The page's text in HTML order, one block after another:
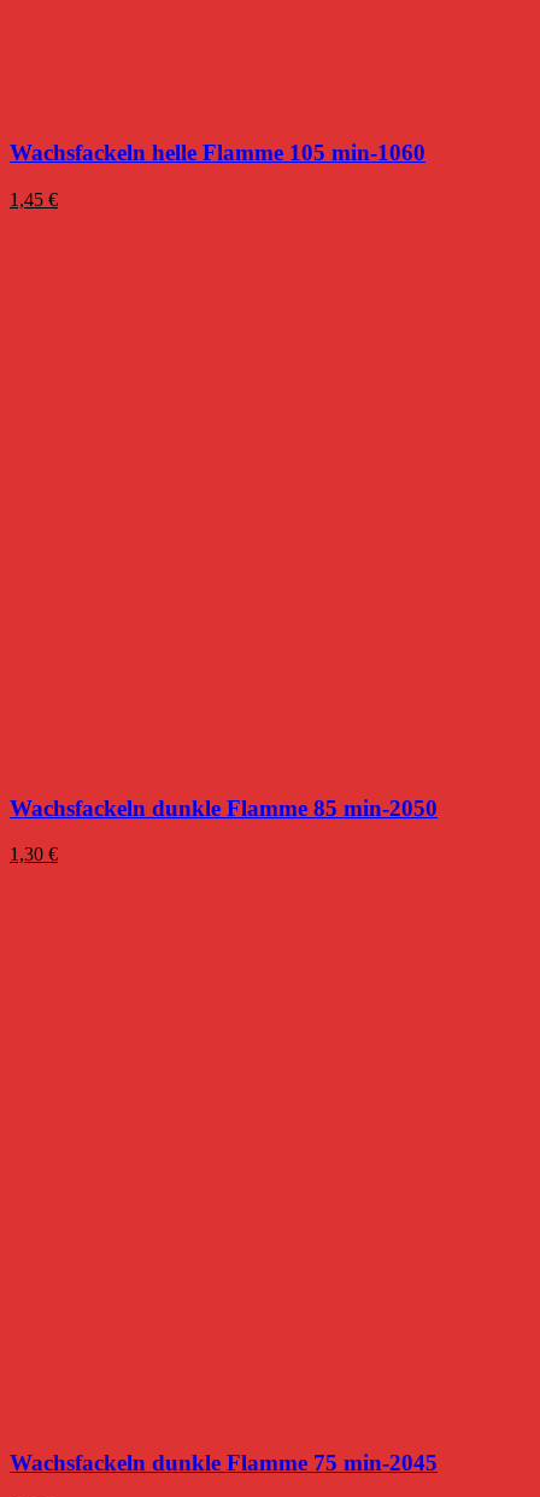
Wachsfackeln helle Flamme 105 min-1060
1,45 €
Wachsfackeln dunkle Flamme 85 min-2050
1,30 €
Wachsfackeln dunkle Flamme 75 min-2045